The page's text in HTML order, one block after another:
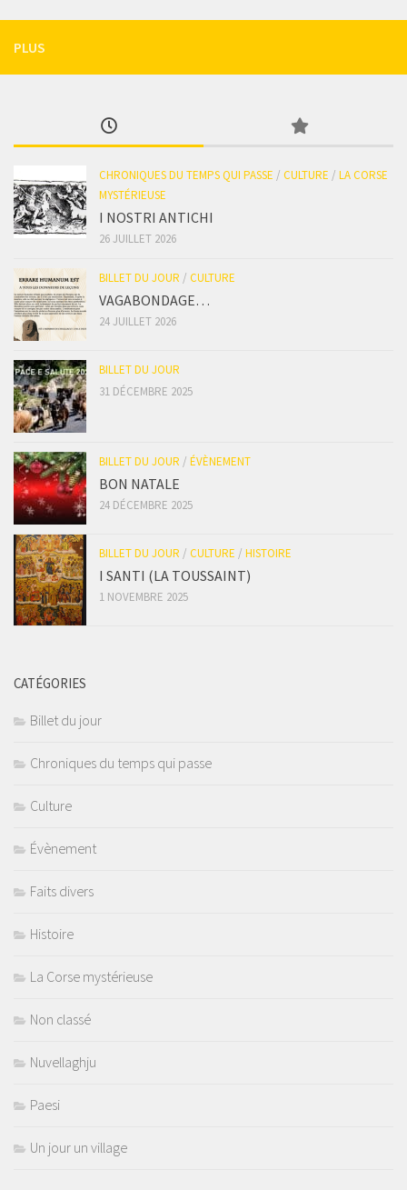
PLUS
CHRONIQUES DU TEMPS QUI PASSE / CULTURE / LA CORSE
MYSTÉRIEUSE
I NOSTRI ANTICHI
26 JUILLET 2026
BILLET DU JOUR / CULTURE
VAGABONDAGE…
24 JUILLET 2026
BILLET DU JOUR
31 DÉCEMBRE 2025
BILLET DU JOUR / ÉVÈNEMENT
BON NATALE
24 DÉCEMBRE 2025
BILLET DU JOUR / CULTURE / HISTOIRE
I SANTI (LA TOUSSAINT)
1 NOVEMBRE 2025
CATÉGORIES
Billet du jour
Chroniques du temps qui passe
Culture
Évènement
Faits divers
Histoire
La Corse mystérieuse
Non classé
Nuvellaghju
Paesi
Un jour un village